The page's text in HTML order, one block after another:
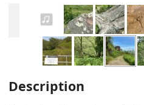
Description